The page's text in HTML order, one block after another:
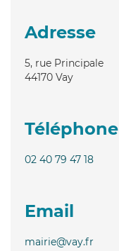
Adresse
5, rue Principale
44170 Vay
Téléphone
02 40 79 47 18
Email
mairie@vay.fr